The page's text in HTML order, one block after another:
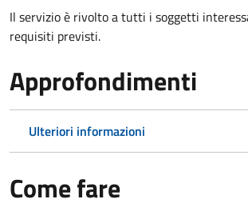
Il servizio è rivolto a tutti i soggetti
requisiti previsti.
Approfondimenti
Ulteriori informazioni
Come fare